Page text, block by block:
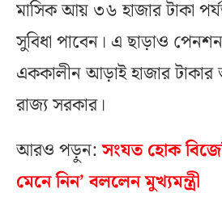
মাসিক আয় ৩৬ হাজার টাকা
সুবিধা পাবেন। এ ছাড়াও
এককালীন আড়াই হাজার টাকার
রাজ্য সরকার।
আরও পড়ুন:সংযত হোক
মেনে নিন’ বললেন মুখ্যমন্ত্রী